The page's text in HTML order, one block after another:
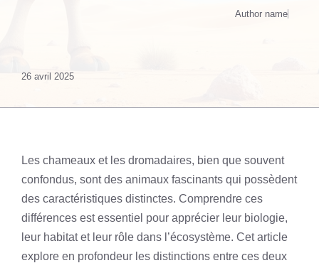
Author name
26 avril 2025
Les chameaux et les dromadaires, bien que souvent
confondus, sont des animaux fascinants qui possèdent
des caractéristiques distinctes. Comprendre ces
différences est essentiel pour apprécier leur biologie,
leur habitat et leur rôle dans l’écosystème. Cet article
explore en profondeur les distinctions entre ces deux